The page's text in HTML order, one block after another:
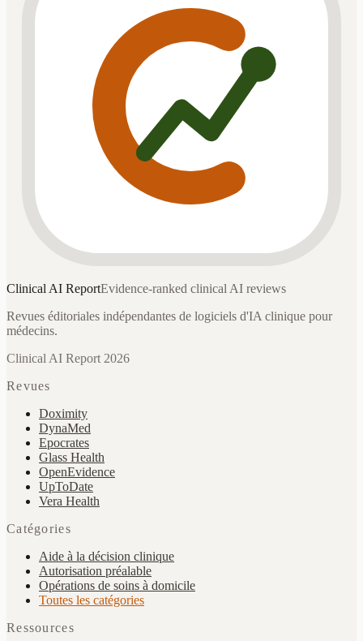
Clinical AI ReportEvidence-ranked clinical AI reviews
Revues éditoriales indépendantes de logiciels d'IA clinique pour
médecins.
Clinical AI Report 2026
Revues
Doximity
DynaMed
Epocrates
Glass Health
OpenEvidence
UpToDate
Vera Health
Catégories
Aide à la décision clinique
Autorisation préalable
Opérations de soins à domicile
Toutes les catégories
Ressources